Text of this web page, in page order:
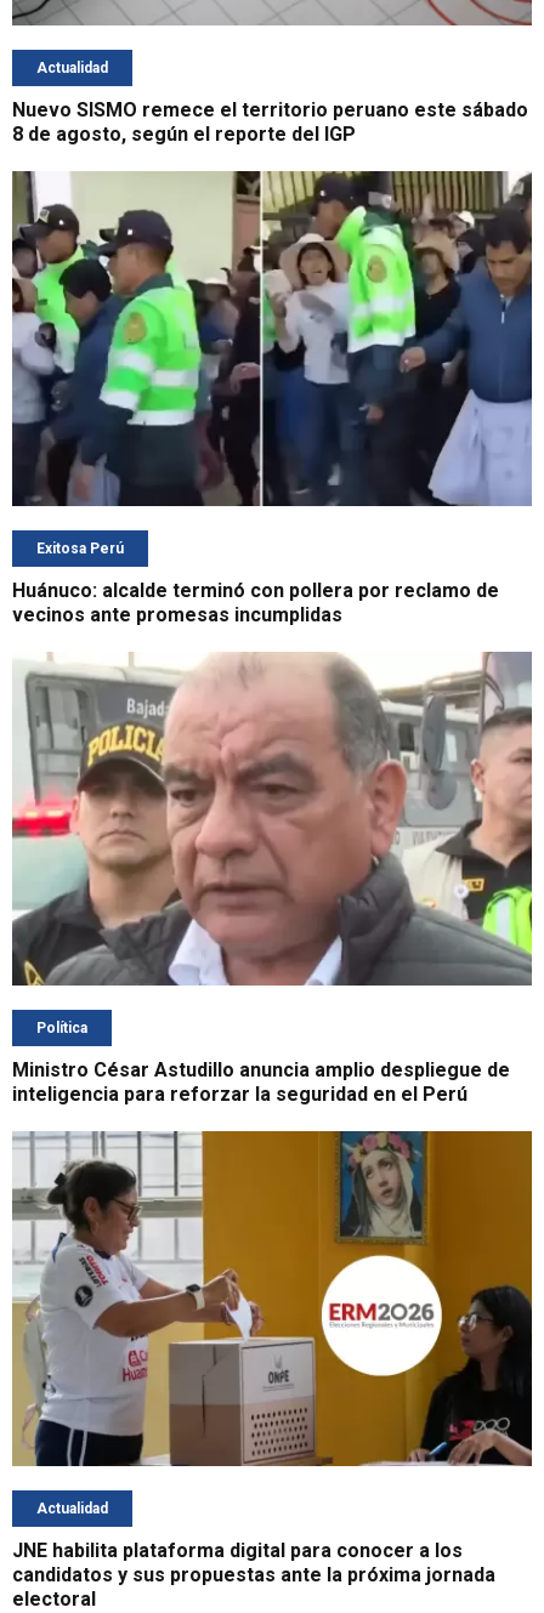
Actualidad
Nuevo SISMO remece el territorio peruano este sábado
8 de agosto, según el reporte del IGP
Exitosa Perú
Huánuco: alcalde terminó con pollera por reclamo de
vecinos ante promesas incumplidas
Política
Ministro César Astudillo anuncia amplio despliegue de
inteligencia para reforzar la seguridad en el Perú
Actualidad
JNE habilita plataforma digital para conocer a los
candidatos y sus propuestas ante la próxima jornada
electoral